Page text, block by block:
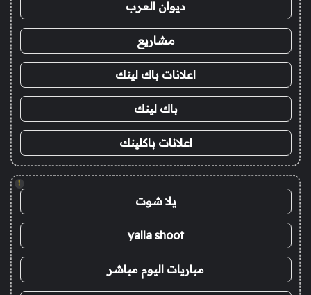
ديوان العرب
مشاريع
اعلانات باك لينك
باك لينك
اعلانات باكلينك
!
يلا شوت
yalla shoot
مباريات اليوم مباشر